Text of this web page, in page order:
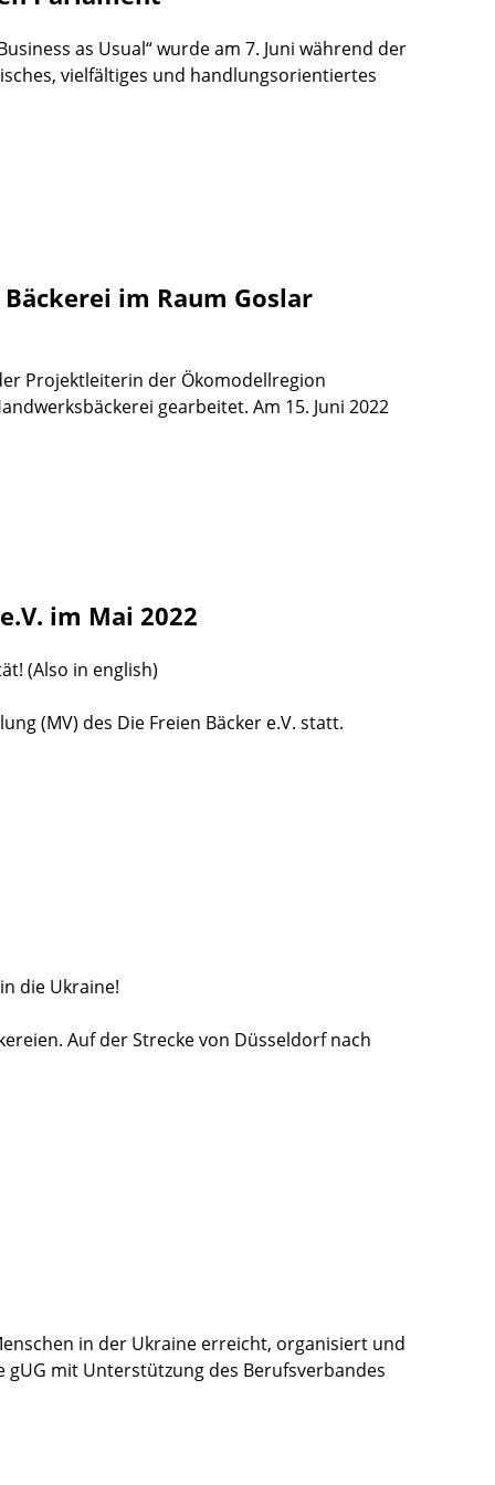
as Usual“ wurde am 7. Juni während der
vielfältiges und handlungsorientiertes
im Raum Goslar
Projektleiterin der Ökomodellregion
gearbeitet. Am 15. Juni 2022
im Mai 2022
(Also in english)
(MV) des Die Freien Bäcker e.V. statt.
die Ukraine!
Auf der Strecke von Düsseldorf nach
in der Ukraine erreicht, organisiert und
mit Unterstützung des Berufsverbandes